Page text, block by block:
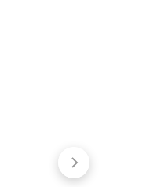
쓰시마 그랜드 호텔
4.0